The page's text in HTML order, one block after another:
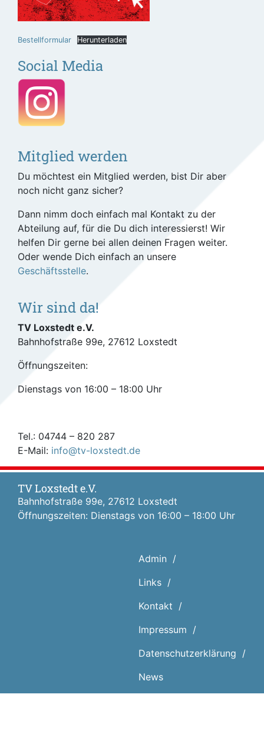
Bestellformular Herunterladen
Social Media
Mitglied werden
Du möchtest ein Mitglied werden, bist Dir aber
noch nicht ganz sicher?
Dann nimm doch einfach mal Kontakt zu der
Abteilung auf, für die Du dich interessierst! Wir
helfen Dir gerne bei allen deinen Fragen weiter.
Oder wende Dich einfach an unsere
Geschäftsstelle.
Wir sind da!
TV Loxstedt e.V.
Bahnhofstraße 99e, 27612 Loxstedt
Öffnungszeiten:
Dienstags von 16:00 – 18:00 Uhr
Tel.: 04744 – 820 287
E-Mail: info@tv-loxstedt.de
TV Loxstedt e.V.
Bahnhofstraße 99e, 27612 Loxstedt
Öffnungszeiten: Dienstags von 16:00 – 18:00 Uhr
Admin
Links
Kontakt
Impressum
Datenschutz­erklärung
News